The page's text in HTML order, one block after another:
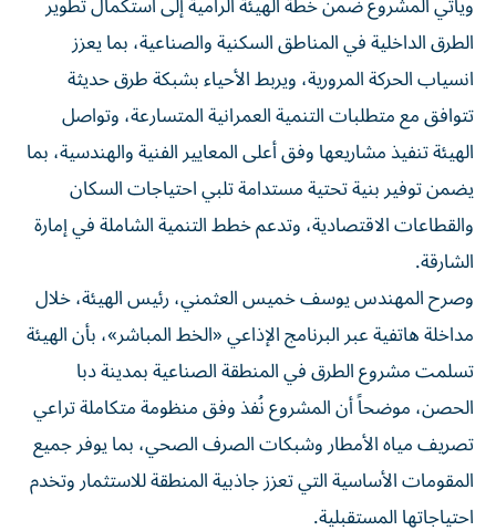
الطرق الداخلية في المناطق السكنية والصناعية، بما يعزز
انسياب الحركة المرورية، ويربط الأحياء بشبكة طرق حديثة
تتوافق مع متطلبات التنمية العمرانية المتسارعة، وتواصل
الهيئة تنفيذ مشاريعها وفق أعلى المعايير الفنية والهندسية، بما
يضمن توفير بنية تحتية مستدامة تلبي احتياجات السكان
والقطاعات الاقتصادية، وتدعم خطط التنمية الشاملة في إمارة
الشارقة.
وصرح المهندس يوسف خميس العثمني، رئيس الهيئة، خلال
مداخلة هاتفية عبر البرنامج الإذاعي «الخط المباشر»، بأن الهيئة
تسلمت مشروع الطرق في المنطقة الصناعية بمدينة دبا
الحصن، موضحاً أن المشروع نُفذ وفق منظومة متكاملة تراعي
تصريف مياه الأمطار وشبكات الصرف الصحي، بما يوفر جميع
المقومات الأساسية التي تعزز جاذبية المنطقة للاستثمار وتخدم
احتياجاتها المستقبلية.